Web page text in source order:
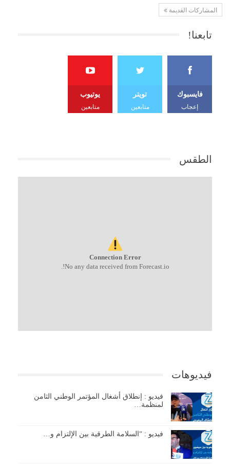
المشاركات القديمة
تابعنا!
فايسبوك
إعجاب
تويتر
متابعين
يوتيوب
متابعين
الطقس
Connection Error
No any data received from Forecast.io!.
فيديوهات
فيديو : إنطلاق أشغال المؤتمر الوطني الثامن
لمنظمة…
فيديو : “السلامة الطرقية بين الإلتزام و…